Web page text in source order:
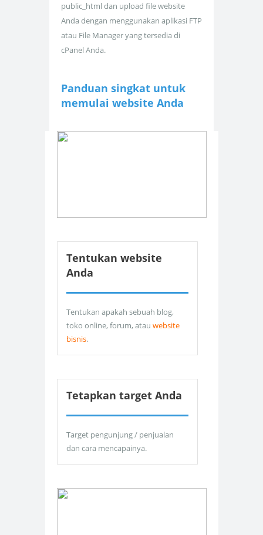
public_html dan upload file website
Anda dengan menggunakan aplikasi FTP
atau File Manager yang tersedia di
cPanel Anda.
Panduan singkat untuk
memulai website Anda
Tentukan website
Anda
Tentukan apakah sebuah blog,
toko online, forum, atau website
bisnis.
Tetapkan target Anda
Target pengunjung / penjualan
dan cara mencapainya.